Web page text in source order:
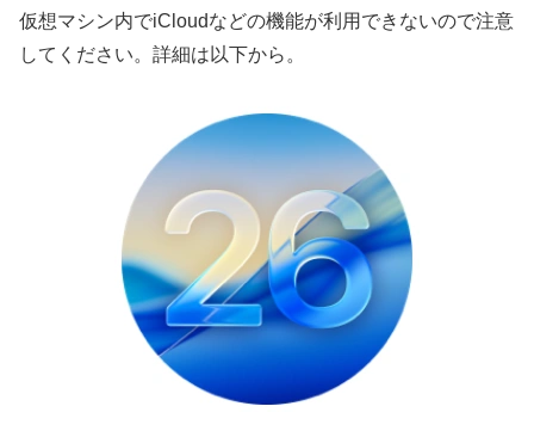
仮想マシン内でiCloudなどの機能が利用できないので注意
してください。詳細は以下から。